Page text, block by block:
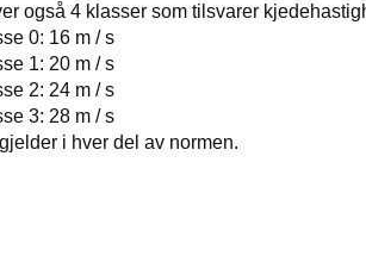
også 4 klasser som tilsvarer
16 m / s
20 m / s
24 m / s
28 m / s
i hver del av normen.